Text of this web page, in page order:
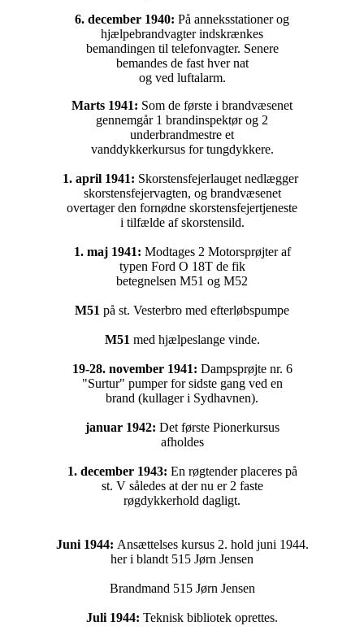
6. december 1940: På anneksstationer og
hjælpebrandvagter indskrænkes
bemandingen til telefonvagter. Senere
bemandes de fast hver nat
og ved luftalarm.
Marts 1941: Som de første i brandvæsenet
gennemgår 1 brandinspektør og 2
underbrandmestre et
vanddykkerkursus for tungdykkere.
1. april 1941: Skorstensfejerlauget nedlægger
skorstensfejervagten, og brandvæsenet
overtager den fornødne skorstensfejertjeneste
i tilfælde af skorstensild.
1. maj 1941: Modtages 2 Motorsprøjter af
typen Ford O 18T de fik
betegnelsen M51 og M52
M51 på st. Vesterbro med efterløbspumpe
M51 med hjælpeslange vinde.
19-28. november 1941: Dampsprøjte nr. 6
"Surtur" pumper for sidste gang ved en
brand (kullager i Sydhavnen).
januar 1942: Det første Pionerkursus
afholdes
1. december 1943: En røgtender placeres på
st. V således at der nu er 2 faste
røgdykkerhold dagligt.
Juni 1944: Ansættelses kursus 2. hold juni 1944.
her i blandt 515 Jørn Jensen
Brandmand 515 Jørn Jensen
Juli 1944: Teknisk bibliotek oprettes.